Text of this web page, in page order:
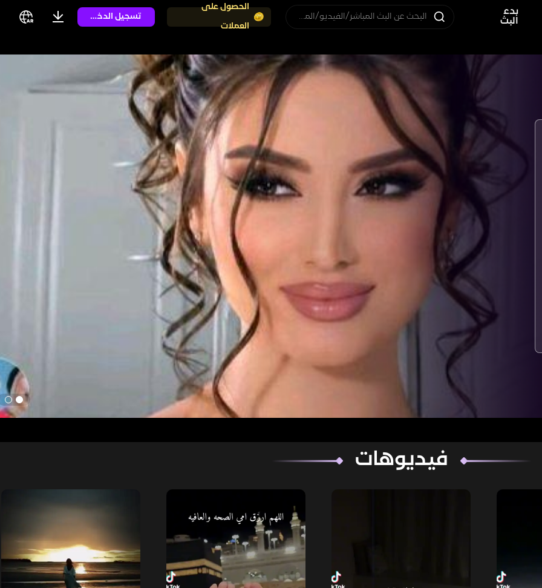
بدء
البث
البحث عن البث المباشر/الفيديو/المستخدم
الحصول على
العملات
تسجيل الدخول
فيديوهات